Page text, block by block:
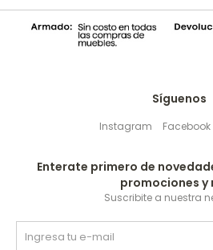
Síguenos
Instagram Facebook
Enterate primero de
promociones y
Suscribite a nuestra